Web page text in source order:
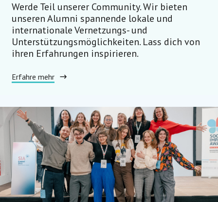
Werde Teil unserer Community. Wir bieten
unseren Alumni spannende lokale und
internationale Vernetzungs- und
Unterstützungsmöglichkeiten. Lass dich von
ihren Erfahrungen inspirieren.
Erfahre mehr